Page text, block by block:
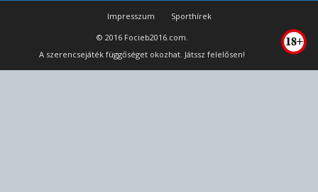
Impresszum
Sporthírek
© 2016 Focieb2016.com.
A szerencsejáték függőséget okozhat. Játssz felelősen!